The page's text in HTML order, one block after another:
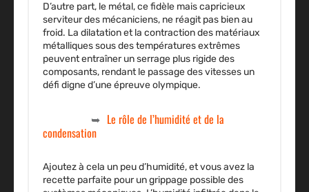
D’autre part, le métal, ce fidèle mais capricieux
serviteur des mécaniciens, ne réagit pas bien au
froid. La dilatation et la contraction des matériaux
métalliques sous des températures extrêmes
peuvent entraîner un serrage plus rigide des
composants, rendant le passage des vitesses un
défi digne d’une épreuve olympique.
Le rôle de l’humidité et de la
condensation
Ajoutez à cela un peu d’humidité, et vous avez la
recette parfaite pour un grippage possible des